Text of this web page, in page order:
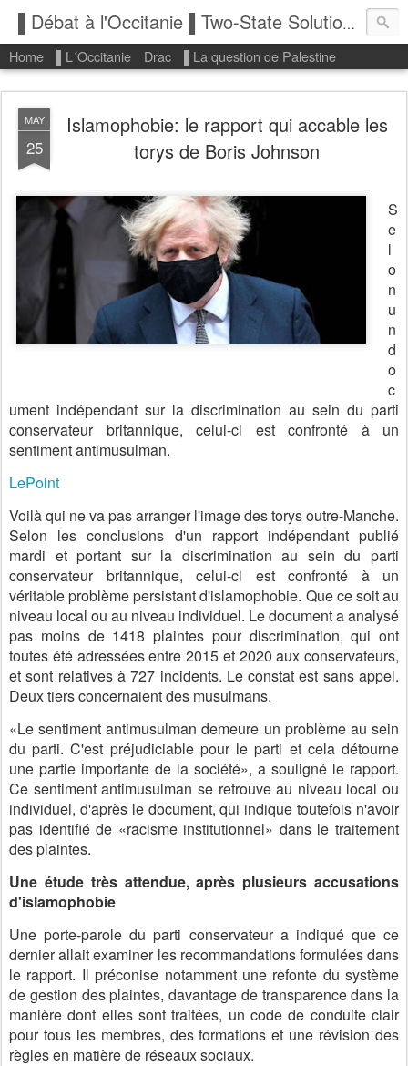
▌Débat à l'Occitanie ▌Two-State Solution: State of Palestine
Home ▌L´Occitanie Drac ▌La question de Palestine
MAY
25
Islamophobie: le rapport qui accable les
torys de Boris Johnson
S
e
l
o
n
u
n
d
o
c
ument indépendant sur la discrimination au sein du parti
conservateur britannique, celui-ci est confronté à un
sentiment antimusulman.
LePoint
Voilà qui ne va pas arranger l'image des torys outre-Manche.
Selon les conclusions d'un rapport indépendant publié
mardi et portant sur la discrimination au sein du parti
conservateur britannique, celui-ci est confronté à un
véritable problème persistant d'islamophobie. Que ce soit au
niveau local ou au niveau individuel. Le document a analysé
pas moins de 1418 plaintes pour discrimination, qui ont
toutes été adressées entre 2015 et 2020 aux conservateurs,
et sont relatives à 727 incidents. Le constat est sans appel.
Deux tiers concernaient des musulmans.
«Le sentiment antimusulman demeure un problème au sein
du parti. C'est préjudiciable pour le parti et cela détourne
une partie importante de la société», a souligné le rapport.
Ce sentiment antimusulman se retrouve au niveau local ou
individuel, d'après le document, qui indique toutefois n'avoir
pas identifié de «racisme institutionnel» dans le traitement
des plaintes.
Une étude très attendue, après plusieurs accusations
d'islamophobie
Une porte-parole du parti conservateur a indiqué que ce
dernier allait examiner les recommandations formulées dans
le rapport. Il préconise notamment une refonte du système
de gestion des plaintes, davantage de transparence dans la
manière dont elles sont traitées, un code de conduite clair
pour tous les membres, des formations et une révision des
règles en matière de réseaux sociaux.